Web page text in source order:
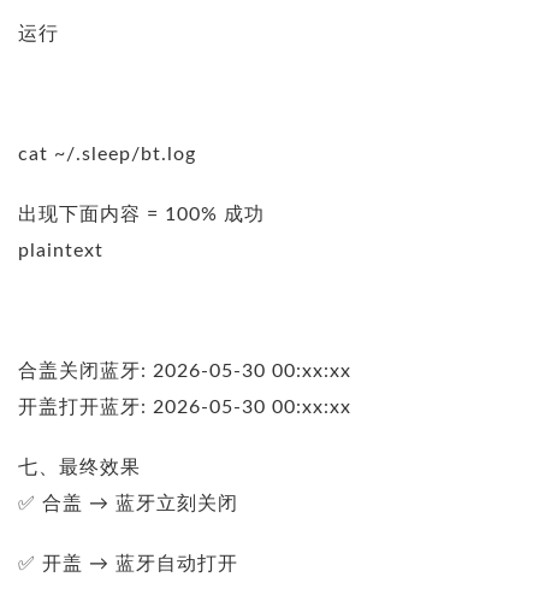
运行
cat ~/.sleep/bt.log
出现下面内容 = 100% 成功
plaintext
合盖关闭蓝牙: 2026-05-30 00:xx:xx
开盖打开蓝牙: 2026-05-30 00:xx:xx
七、最终效果
✅ 合盖 → 蓝牙立刻关闭
✅ 开盖 → 蓝牙自动打开